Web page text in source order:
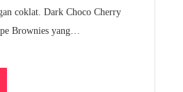
coklat. Dark Choco Cherry
Brownies yang…